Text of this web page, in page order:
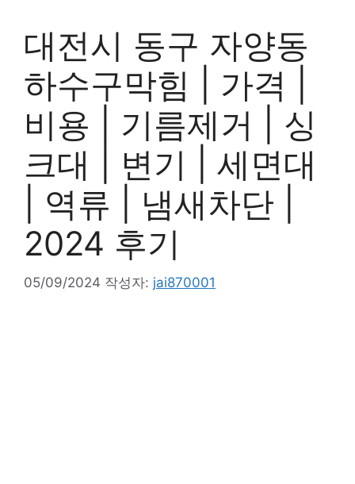
대전시 동구 자양동
하수구막힘 | 가격 |
비용 | 기름제거 | 싱
크대 | 변기 | 세면대
| 역류 | 냄새차단 |
2024 후기
05/09/2024 작성자: jai870001